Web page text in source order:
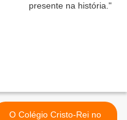
O Colégio Cristo-Rei no